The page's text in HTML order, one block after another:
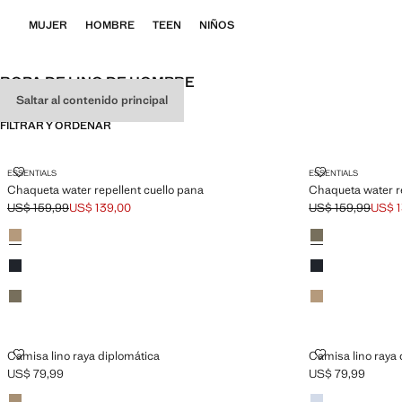
Saltar al contenido principal
MUJER HOMBRE TEEN NIÑOS
ROPA DE LINO DE HOMBRE
FILTRAR Y ORDENAR
ESSENTIALS
Chaqueta water repellent cuello pana
CHAQUETA WATER REPELLENT CUELLO PANA
Precio inicial tachado [US$ 159,99 ]
US$ 159,99
Precio actual [US$ 139,00 ]
US$ 139,00
Colores
Beige
Azul marino oscuro
Oliva
ESSENTIALS
Chaqueta water
CHAQUETA
Precio inicial
US$ 159,99
Precio actualUS$
Colores
Oliva
Azul marino
Beige
Camisa lino raya diplomática
CAMISA LINO RAYA DIPLOMÁTICA
Precio actual [US$ 79,99 ]
US$ 79,99
Colores
Khaki
Camisa lino raya
CAMISA LINO
Precio actual
US$ 79,99
Colores
Azul celeste